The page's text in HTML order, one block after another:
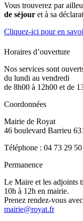
Vous trouverez par
de séjour et à sa
Cliquez-ici pour en
Horaires d’ouverture
Nos services sont
du lundi au vendredi
de 8h00 à 12h00 et de
Coordonnées
Mairie de Royat
46 boulevard Barrieu
Téléphone : 04 73 29
Permanence
Le Maire et les adjoints
10h à 12h en mairie.
Prenez rendez-vous
mairie@royat.fr